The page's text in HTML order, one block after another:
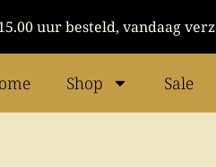
uur besteld, vandaag
Shop Sale